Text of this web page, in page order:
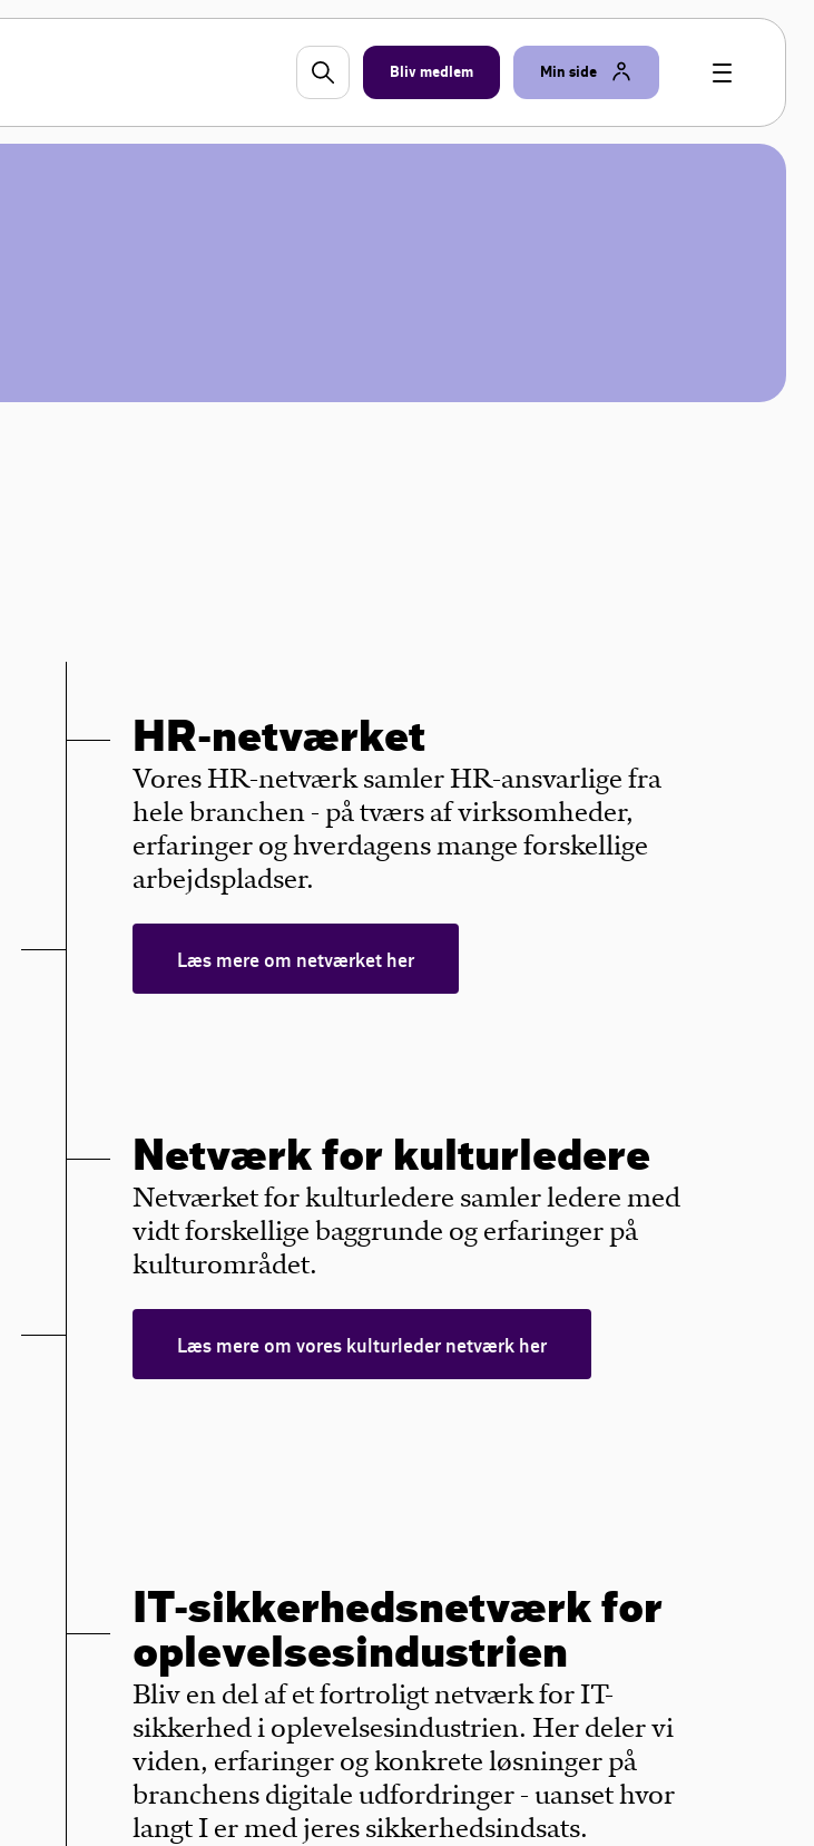
Bliv medlem Min side
HR-netværket
Vores HR-netværk samler HR-ansvarlige fra
hele branchen - på tværs af virksomheder,
erfaringer og hverdagens mange forskellige
arbejdspladser.
Læs mere om netværket her
Netværk for kulturledere
Netværket for kulturledere samler ledere med
vidt forskellige baggrunde og erfaringer på
kulturområdet.
Læs mere om vores kulturleder netværk her
IT-sikkerhedsnetværk for
oplevelsesindustrien
Bliv en del af et fortroligt netværk for IT-
sikkerhed i oplevelsesindustrien. Her deler vi
viden, erfaringer og konkrete løsninger på
branchens digitale udfordringer - uanset hvor
langt I er med jeres sikkerhedsindsats.